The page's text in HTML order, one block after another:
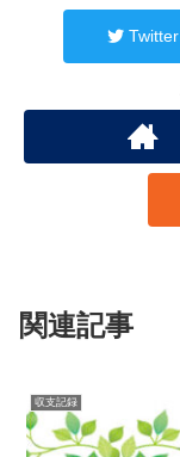
Twitter
関連記事
収支記録